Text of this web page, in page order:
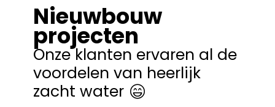
Nieuwbouw
projecten
Onze klanten ervaren al de
voordelen van heerlijk
zacht water